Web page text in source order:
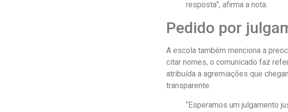
resposta”, afirma a nota.
Pedido por
A escola também menciona a
citar nomes, o comunicado faz
atribuída a agremiações que
transparente.
“Esperamos um julgamento